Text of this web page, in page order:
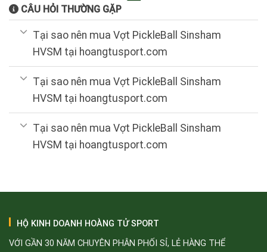
CÂU HỎI THƯỜNG GẶP
Tại sao nên mua Vợt PickleBall Sinsham
HVSM tại hoangtusport.com
Tại sao nên mua Vợt PickleBall Sinsham
HVSM tại hoangtusport.com
Tại sao nên mua Vợt PickleBall Sinsham
HVSM tại hoangtusport.com
HỘ KINH DOANH HOÀNG TỬ SPORT
VỚI GẦN 30 NĂM CHUYÊN PHÂN PHỐI SỈ, LẺ HÀNG THỂ